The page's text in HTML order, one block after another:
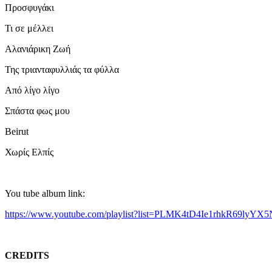
Προσφυγάκι
Τι σε μέλλει
Αλανιάρικη Ζωή
Της τριανταφυλλιάς τα φύλλα
Από λίγο λίγο
Σπάστα φως μου
Beirut
Χωρίς Ελπίς
You tube album link:
https://www.youtube.com/
CREDITS